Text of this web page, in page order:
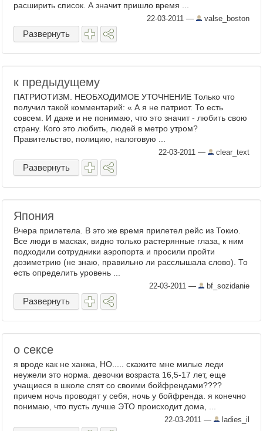
расширить список. А значит пришло время ...
22-03-2011 — valse_boston
Развернуть
к предыдущему
ПАТРИОТИЗМ. НЕОБХОДИМОЕ УТОЧНЕНИЕ Только что
получил такой комментарий: « А я не патриот. То есть
совсем. И даже и не понимаю, что это значит - любить свою
страну. Кого это любить, людей в метро утром?
Правительство, полицию, налоговую ...
22-03-2011 — clear_text
Развернуть
Япония
Вчера прилетела. В это же время прилетел рейс из Токио.
Все люди в масках, видно только растерянные глаза, к ним
подходили сотрудники аэропорта и просили пройти
дозиметрию (не знаю, правильно ли расслышала слово). То
есть определить уровень ...
22-03-2011 — bf_sozidanie
Развернуть
о сексе
я вроде как не ханжа, НО..... скажите мне милые леди
неужели это норма. девочки возраста 16,5-17 лет, еще
учащиеся в школе спят со своими бойфрендами????
причем ночь проводят у себя, ночь у бойфренда. я конечно
понимаю, что пусть лучше ЭТО происходит дома, ...
22-03-2011 — ladies_il